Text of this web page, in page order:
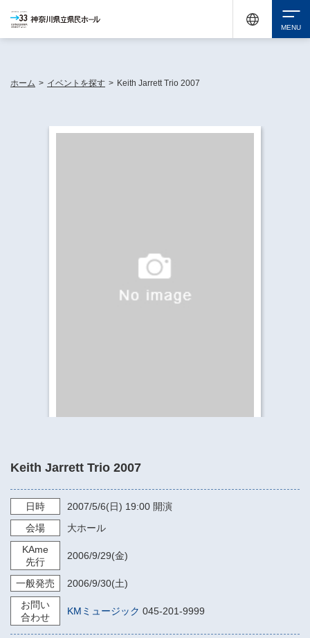
ホーム > イベントを探す > Keith Jarrett Trio 2007
Keith Jarrett Trio 2007
日時 2007/5/6(日) 19:00 開演
会場
大ホール
KAme
先行
2006/9/29(金)
一般発売 2006/9/30(土)
お問い
合わせ
KMミュージック 045-201-9999